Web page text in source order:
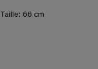
Taille: 66 cm